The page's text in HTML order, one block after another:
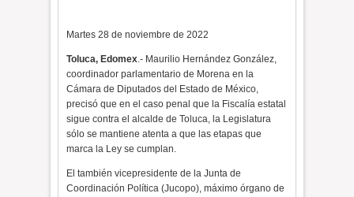
Martes 28 de noviembre de 2022
Toluca, Edomex.- Maurilio Hernández González,
coordinador parlamentario de Morena en la
Cámara de Diputados del Estado de México,
precisó que en el caso penal que la Fiscalía estatal
sigue contra el alcalde de Toluca, la Legislatura
sólo se mantiene atenta a que las etapas que
marca la Ley se cumplan.
El también vicepresidente de la Junta de
Coordinación Política (Jucopo), máximo órgano de